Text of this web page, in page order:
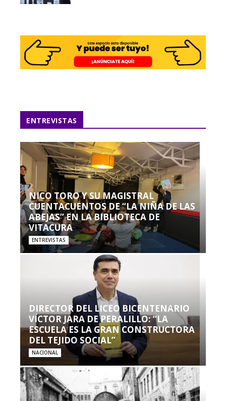
ENTREVISTAS
NICO TORO Y SU MAGISTRAL
CUENTACUENTOS DE “LA NIÑA DE LAS
ABEJAS” EN LA BIBLIOTECA DE
VITACURA
ENTREVISTAS
DIRECTOR DEL LICEO BICENTENARIO
VÍCTOR JARA DE PERALILLO: “LA
ESCUELA ES LA GRAN CONSTRUCTORA
DEL TEJIDO SOCIAL”
NACIONAL